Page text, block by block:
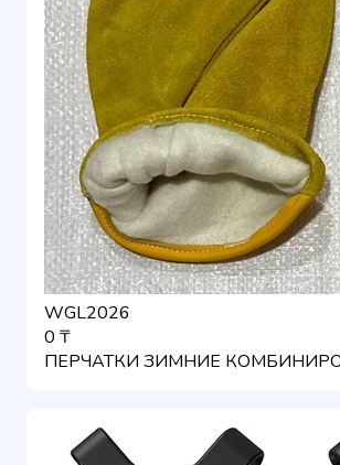
WGL2026
0 ₸
ПЕРЧАТКИ ЗИМНИЕ